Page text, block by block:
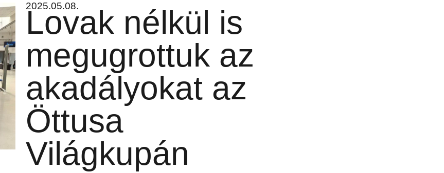
2025.05.08.
Lovak nélkül is
megugrottuk az
akadályokat az
Öttusa
Világkupán